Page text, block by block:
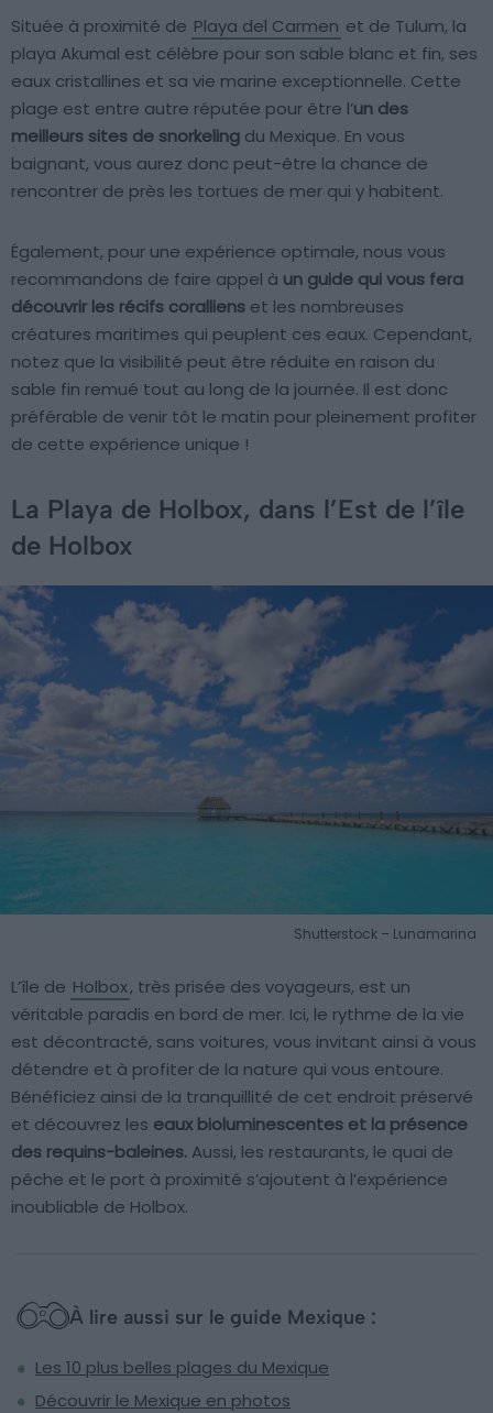
Située à proximité de Playa del Carmen et de Tulum, la
playa Akumal est célèbre pour son sable blanc et fin, ses
eaux cristallines et sa vie marine exceptionnelle. Cette
plage est entre autre réputée pour être l’un des
meilleurs sites de snorkeling du Mexique. En vous
baignant, vous aurez donc peut-être la chance de
rencontrer de près les tortues de mer qui y habitent.
Également, pour une expérience optimale, nous vous
recommandons de faire appel à un guide qui vous fera
découvrir les récifs coralliens et les nombreuses
créatures maritimes qui peuplent ces eaux. Cependant,
notez que la visibilité peut être réduite en raison du
sable fin remué tout au long de la journée. Il est donc
préférable de venir tôt le matin pour pleinement profiter
de cette expérience unique !
La Playa de Holbox, dans l’Est de l’île
de Holbox
Shutterstock – Lunamarina
L’île de Holbox, très prisée des voyageurs, est un
véritable paradis en bord de mer. Ici, le rythme de la vie
est décontracté, sans voitures, vous invitant ainsi à vous
détendre et à profiter de la nature qui vous entoure.
Bénéficiez ainsi de la tranquillité de cet endroit préservé
et découvrez les eaux bioluminescentes et la présence
des requins-baleines. Aussi, les restaurants, le quai de
pêche et le port à proximité s’ajoutent à l’expérience
inoubliable de Holbox.
À lire aussi sur le guide Mexique :
Les 10 plus belles plages du Mexique
Découvrir le Mexique en photos